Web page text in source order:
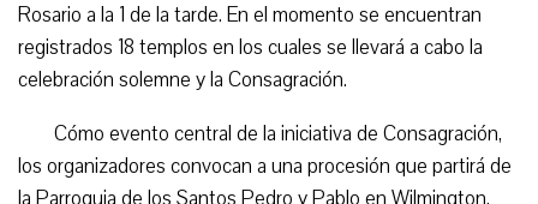
Rosario a la 1 de la tarde. En el momento se encuentran
registrados 18 templos en los cuales se llevará a cabo la
celebración solemne y la Consagración.
Cómo evento central de la iniciativa de Consagración,
los organizadores convocan a una procesión que partirá de